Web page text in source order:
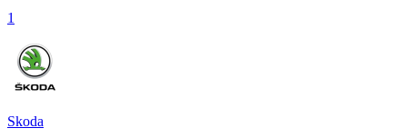
1
Skoda